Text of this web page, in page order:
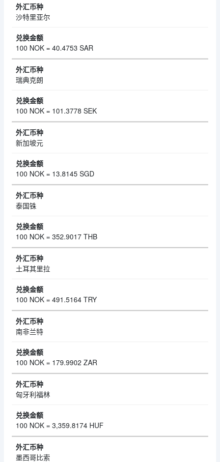
沙特里亚尔
100 NOK = 40.4753 SAR
瑞典克朗
100 NOK = 101.3778 SEK
新加坡元
100 NOK = 13.8145 SGD
泰国铢
100 NOK = 352.9017 THB
土耳其里拉
100 NOK = 491.5164 TRY
南非兰特
100 NOK = 179.9902 ZAR
匈牙利福林
100 NOK = 3,359.8174 HUF
墨西哥比索